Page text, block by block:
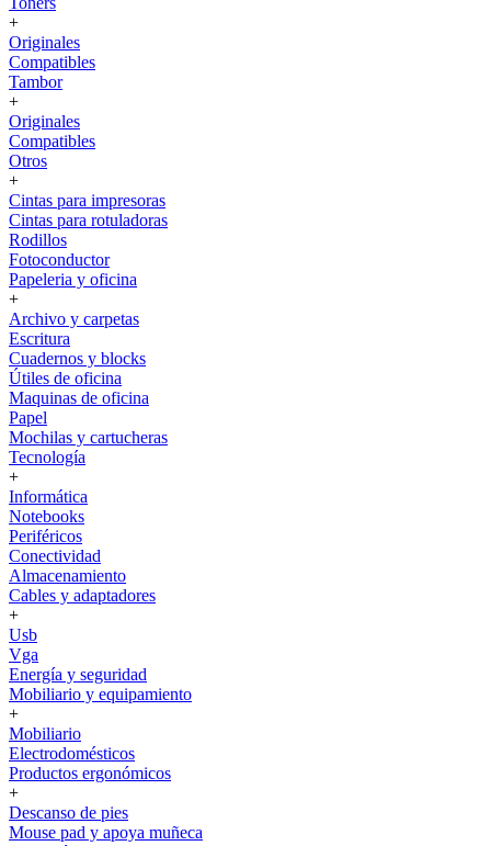
+
Originales
Compatibles
Tambor
+
Originales
Compatibles
Otros
+
Cintas para impresoras
Cintas para rotuladoras
Rodillos
Fotoconductor
Papeleria y oficina
+
Archivo y carpetas
Escritura
Cuadernos y blocks
Útiles de oficina
Maquinas de oficina
Papel
Mochilas y cartucheras
Tecnología
+
Informática
Notebooks
Periféricos
Conectividad
Almacenamiento
Cables y adaptadores
+
Usb
Vga
Energía y seguridad
Mobiliario y equipamiento
+
Mobiliario
Electrodomésticos
Productos ergonómicos
+
Descanso de pies
Mouse pad y apoya muñeca